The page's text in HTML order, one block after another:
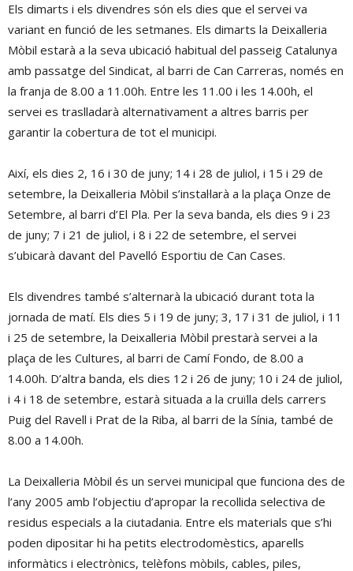
Els dimarts i els divendres són els dies que el servei va
variant en funció de les setmanes. Els dimarts la Deixalleria
Mòbil estarà a la seva ubicació habitual del passeig Catalunya
amb passatge del Sindicat, al barri de Can Carreras, només en
la franja de 8.00 a 11.00h. Entre les 11.00 i les 14.00h, el
servei es traslladarà alternativament a altres barris per
garantir la cobertura de tot el municipi.
Així, els dies 2, 16 i 30 de juny; 14 i 28 de juliol, i 15 i 29 de
setembre, la Deixalleria Mòbil s’instal·larà a la plaça Onze de
Setembre, al barri d’El Pla. Per la seva banda, els dies 9 i 23
de juny; 7 i 21 de juliol, i 8 i 22 de setembre, el servei
s’ubicarà davant del Pavelló Esportiu de Can Cases.
Els divendres també s’alternarà la ubicació durant tota la
jornada de matí. Els dies 5 i 19 de juny; 3, 17 i 31 de juliol, i 11
i 25 de setembre, la Deixalleria Mòbil prestarà servei a la
plaça de les Cultures, al barri de Camí Fondo, de 8.00 a
14.00h. D’altra banda, els dies 12 i 26 de juny; 10 i 24 de juliol,
i 4 i 18 de setembre, estarà situada a la cruïlla dels carrers
Puig del Ravell i Prat de la Riba, al barri de la Sínia, també de
8.00 a 14.00h.
La Deixalleria Mòbil és un servei municipal que funciona des de
l’any 2005 amb l’objectiu d’apropar la recollida selectiva de
residus especials a la ciutadania. Entre els materials que s’hi
poden dipositar hi ha petits electrodomèstics, aparells
informàtics i electrònics, telèfons mòbils, cables, piles,